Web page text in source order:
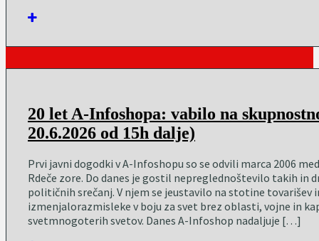
20 let A-Infoshopa: vabilo na
20.6.2026 od 15h dalje)
Prvi javni dogodki v A-Infoshopu so se odvili marca 2006
Rdeče zore. Do danes je gostil nepreglednoštevilo takih in
političnih srečanj. V njem se jeustavilo na stotine tovarišev
izmenjalorazmisleke v boju za svet brez oblasti, vojne in
svetmnogoterih svetov. Danes A-Infoshop nadaljuje […]